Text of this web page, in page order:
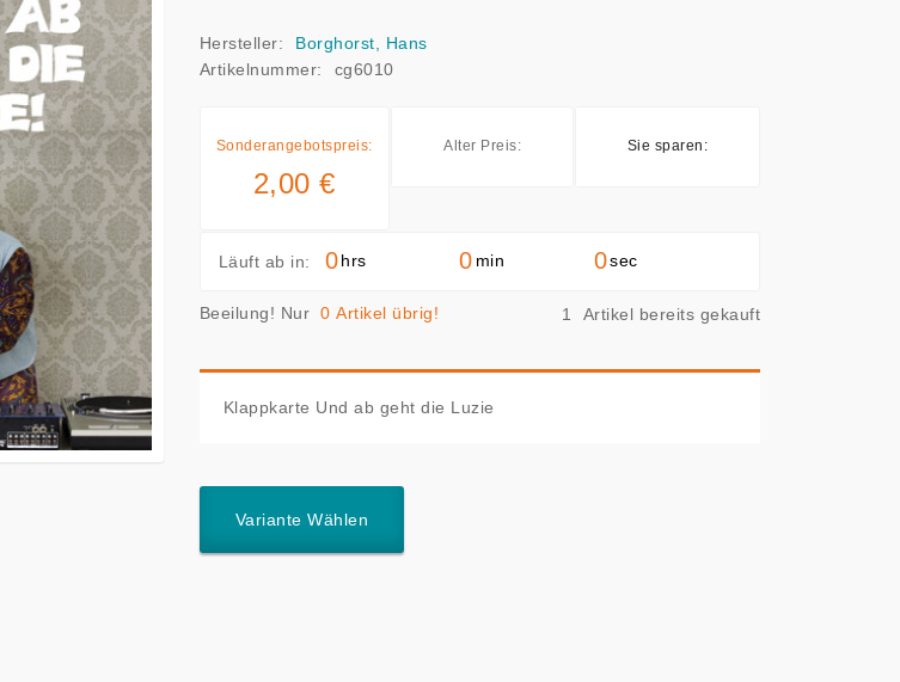
Hersteller:
Borghorst, Hans
Artikelnummer:
cg6010
Sonderangebotspreis:
2,00 €
Alter Preis: Sie sparen:
Läuft ab in: 0hrs 0 min 0sec
Beeilung! Nur 0 Artikel übrig! 1 Artikel bereits gekauft
Klappkarte Und ab geht die Luzie
Variante Wählen